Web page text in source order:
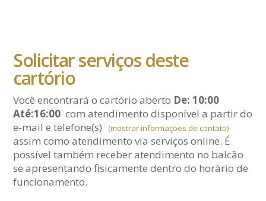
Solicitar serviços deste
cartório
Você encontrará o cartório aberto De: 10:00
Até:16:00 com atendimento disponível a partir do
e-maile telefone(s) (mostrar informações de contato)
assim como atendimento via serviços online. É
possível também receber atendimento no balcão
se apresentando fisicamente dentro do horário de
funcionamento.